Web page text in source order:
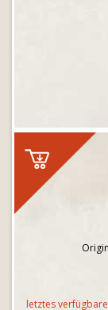
letztes